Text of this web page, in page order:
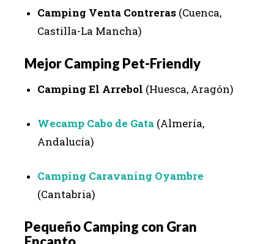
Camping Venta Contreras (Cuenca,
Castilla-La Mancha)
Mejor Camping Pet-Friendly
Camping El Arrebol (Huesca, Aragón)
Wecamp Cabo de Gata (Almería,
Andalucía)
Camping Caravaning Oyambre
(Cantabria)
Pequeño Camping con Gran